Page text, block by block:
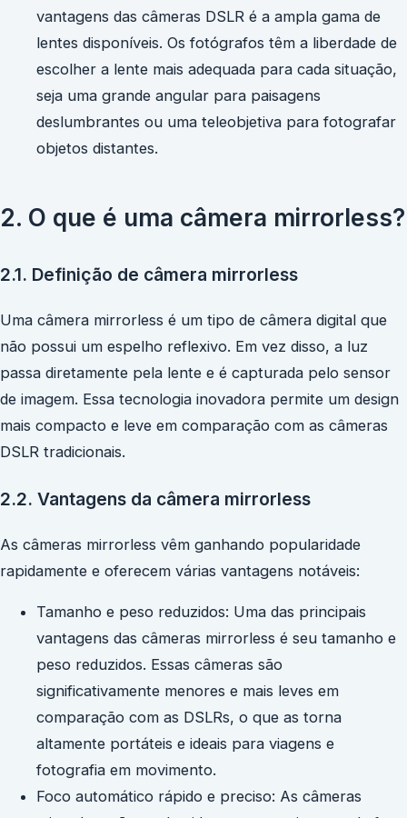
vantagens das câmeras DSLR é a ampla gama de
lentes disponíveis. Os fotógrafos têm a liberdade de
escolher a lente mais adequada para cada situação,
seja uma grande angular para paisagens
deslumbrantes ou uma teleobjetiva para fotografar
objetos distantes.
2. O que é uma câmera mirrorless?
2.1. Definição de câmera mirrorless
Uma câmera mirrorless é um tipo de câmera digital que
não possui um espelho reflexivo. Em vez disso, a luz
passa diretamente pela lente e é capturada pelo sensor
de imagem. Essa tecnologia inovadora permite um design
mais compacto e leve em comparação com as câmeras
DSLR tradicionais.
2.2. Vantagens da câmera mirrorless
As câmeras mirrorless vêm ganhando popularidade
rapidamente e oferecem várias vantagens notáveis:
Tamanho e peso reduzidos: Uma das principais
vantagens das câmeras mirrorless é seu tamanho e
peso reduzidos. Essas câmeras são
significativamente menores e mais leves em
comparação com as DSLRs, o que as torna
altamente portáteis e ideais para viagens e
fotografia em movimento.
Foco automático rápido e preciso: As câmeras